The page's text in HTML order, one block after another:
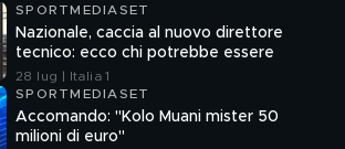
SPORTMEDIASET
Nazionale, caccia al nuovo direttore
tecnico: ecco chi potrebbe essere
28 lug | Italia 1
SPORTMEDIASET
Accomando: "Kolo Muani mister 50
milioni di euro"